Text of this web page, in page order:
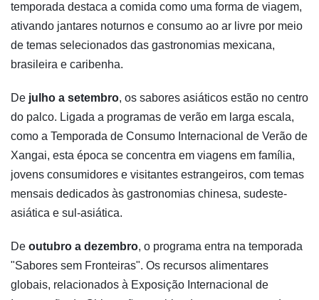
temporada destaca a comida como uma forma de viagem,
ativando jantares noturnos e consumo ao ar livre por meio
de temas selecionados das gastronomias mexicana,
brasileira e caribenha.
De julho a setembro, os sabores asiáticos estão no centro
do palco. Ligada a programas de verão em larga escala,
como a Temporada de Consumo Internacional de Verão de
Xangai, esta época se concentra em viagens em família,
jovens consumidores e visitantes estrangeiros, com temas
mensais dedicados às gastronomias chinesa, sudeste-
asiática e sul-asiática.
De outubro a dezembro, o programa entra na temporada
"Sabores sem Fronteiras". Os recursos alimentares
globais, relacionados à Exposição Internacional de